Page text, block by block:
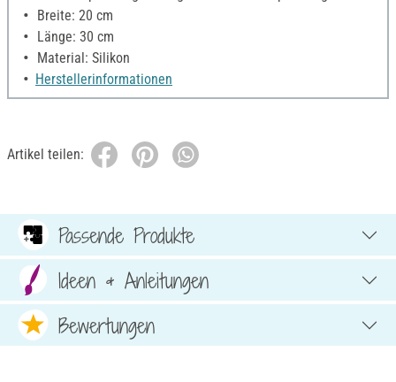
Breite: 20 cm
Länge: 30 cm
Material: Silikon
Herstellerinformationen
Artikel teilen:
Passende Produkte
Ideen & Anleitungen
Bewertungen